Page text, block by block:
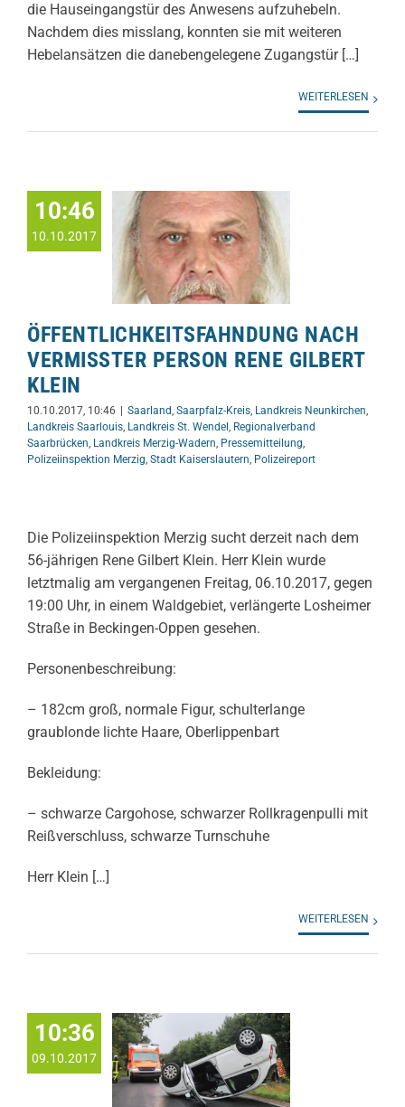
die Hauseingangstür des Anwesens aufzuhebeln.
Nachdem dies misslang, konnten sie mit weiteren
Hebelansätzen die danebengelegene Zugangstür […]
WEITERLESEN
10:46
10.10.2017
ÖFFENTLICHKEITSFAHNDUNG NACH
VERMISSTER PERSON RENE GILBERT
KLEIN
10.10.2017, 10:46 | Saarland Saarpfalz-Kreis Landkreis Neunkirchen
Landkreis Saarlouis Landkreis St. Wendel Regionalverband
Saarbrücken Landkreis Merzig-Wadern Pressemitteilung
Polizeiinspektion Merzig Stadt Kaiserslautern Polizeireport
Die Polizeiinspektion Merzig sucht derzeit nach dem
56-jährigen Rene Gilbert Klein. Herr Klein wurde
letztmalig am vergangenen Freitag, 06.10.2017, gegen
19:00 Uhr, in einem Waldgebiet, verlängerte Losheimer
Straße in Beckingen-Oppen gesehen.
Personenbeschreibung:
– 182cm groß, normale Figur, schulterlange
graublonde lichte Haare, Oberlippenbart
Bekleidung:
– schwarze Cargohose, schwarzer Rollkragenpulli mit
Reißverschluss, schwarze Turnschuhe
Herr Klein […]
WEITERLESEN
10:36
09.10.2017